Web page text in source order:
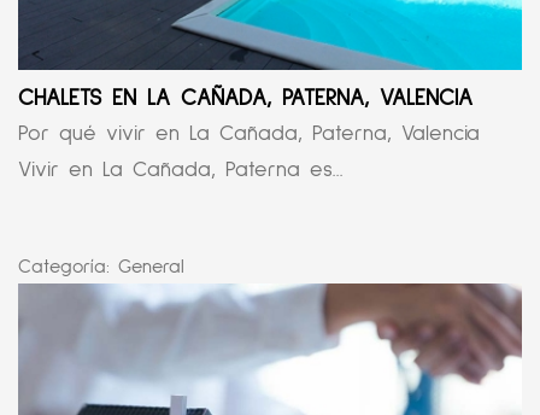
CHALETS EN LA CAÑADA, PATERNA, VALENCIA
Por qué vivir en La Cañada, Paterna, Valencia
Vivir en La Cañada, Paterna es...
Categoría: General